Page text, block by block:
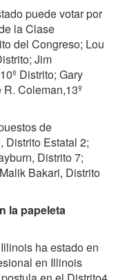
puede votar por
la Clase
del Congreso; Lou
Jim
Distrito; Gary
Coleman,13º
de
Distrito Estatal 2;
Distrito 7;
Bakari, Distrito
la papeleta
ha estado en
en Illinois